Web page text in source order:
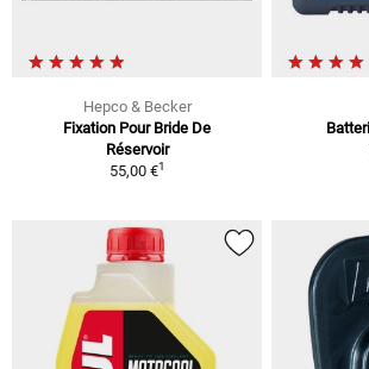
Hepco & Becker
Fixation Pour Bride De
Réservoir
55,00 €1